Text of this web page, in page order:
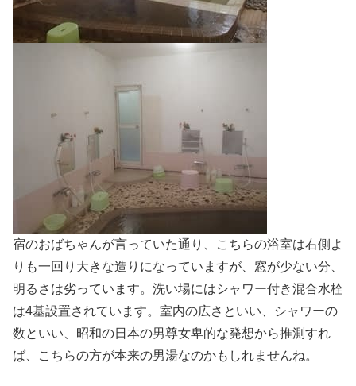
宿のおばちゃんが言っていた通り、こちらの浴室は右側よ
りも一回り大きな造りになっていますが、窓が少ない分、
明るさは劣っています。洗い場にはシャワー付き混合水栓
は4基設置されています。室内の広さといい、シャワーの
数といい、昭和の日本の男尊女卑的な発想から推測すれ
ば、こちらの方が本来の男湯なのかもしれませんね。